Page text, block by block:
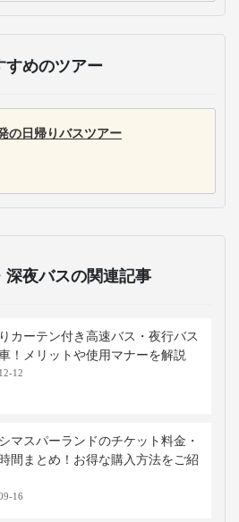
すめのツアー
の日帰りバスツアー
深夜バスの関連記事
カーテン付き高速バス・夜行バス
！メリットや使用マナーを解説
12
マスパーランドのチケット料金・
間まとめ！お得な購入方法をご紹
16